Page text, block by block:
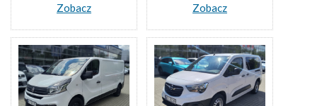
Zobacz Zobacz